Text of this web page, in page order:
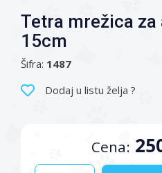
Tetra mrežica
15cm
Šifra: 1487
Dodaj u listu želja ?
Cena: